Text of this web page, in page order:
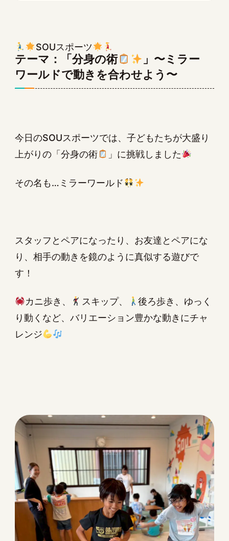
SOUスポーツ
テーマ：「分身の術
」〜ミラー
ワールドで動きを合わせよう〜
今日のSOUスポーツでは、子どもたちが大盛り
上がりの「分身の術
」に挑戦しました
その名も…ミラーワールド
スタッフとペアになったり、お友達とペアにな
り、相手の動きを鏡のように真似する遊びで
す！
カニ歩き、 スキップ、
後ろ歩き、ゆっく
り動くなど、バリエーション豊かな動きにチャ
レンジ